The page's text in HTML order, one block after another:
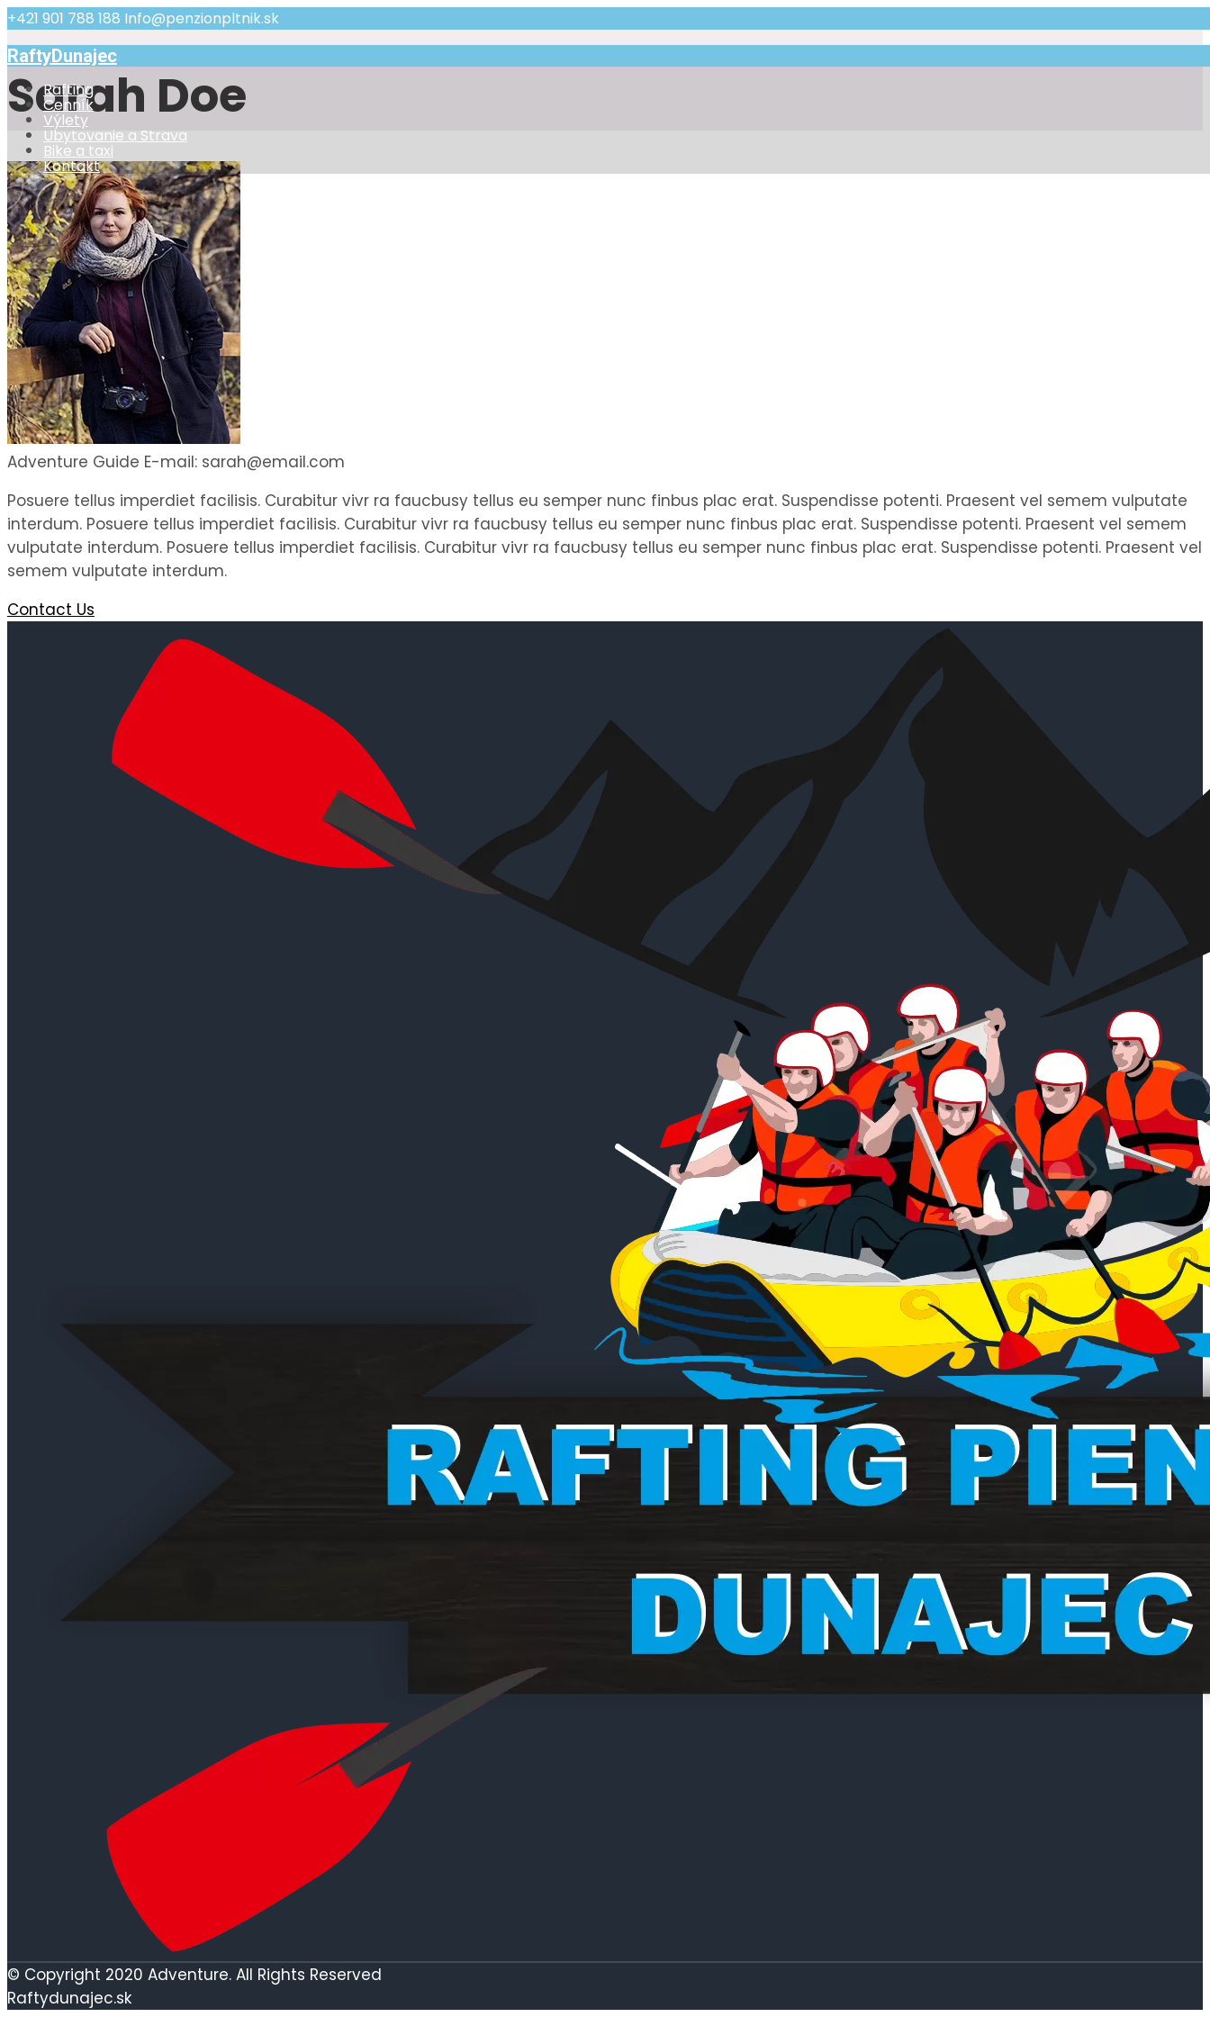
+421 901 788 188 Info@penzionpltnik.sk
RaftyDunajec
Rafting
Cenník
Výlety
Ubytovanie a Strava
Bike a taxi
Kontakt
Sarah Doe
Adventure Guide E-mail: sarah@email.com
Posuere tellus imperdiet facilisis. Curabitur vivr ra faucbusy tellus eu semper nunc finbus plac erat. Suspendisse potenti. Praesent vel semem vulputate
interdum. Posuere tellus imperdiet facilisis. Curabitur vivr ra faucbusy tellus eu semper nunc finbus plac erat. Suspendisse potenti. Praesent vel semem
vulputate interdum. Posuere tellus imperdiet facilisis. Curabitur vivr ra faucbusy tellus eu semper nunc finbus plac erat. Suspendisse potenti. Praesent vel
semem vulputate interdum.
Contact Us
© Copyright 2020 Adventure. All Rights Reserved
Raftydunajec.sk